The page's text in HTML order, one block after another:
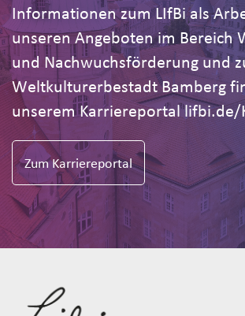
Informationen zum LIfBi als
unseren Angeboten im Bereich
und Nachwuchsförderung und
Weltkulturerbestadt Bamberg
unserem Karriereportal lifbi.de/
Zum Karriereportal